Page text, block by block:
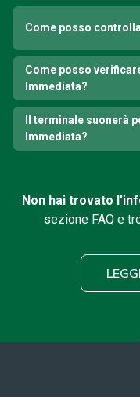
Come posso
Come posso
Immediata?
Il terminale suonerà
Immediata?
Non hai trovato
sezione FAQ e